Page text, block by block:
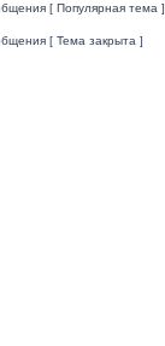
[ Популярная тема ]
[ Тема закрыта ]